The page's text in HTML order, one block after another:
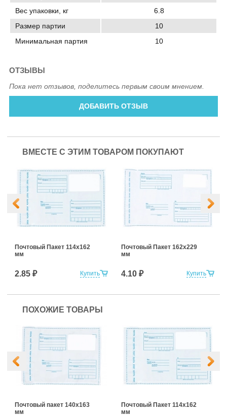
Вес упаковки, кг
6.8
Размер партии
10
Минимальная партия
10
ОТЗЫВЫ
Пока нет отзывов, поделитесь первым своим мнением.
ДОБАВИТЬ ОТЗЫВ
ВМЕСТЕ С ЭТИМ ТОВАРОМ ПОКУПАЮТ
Купить
Почтовый Пакет 114х162
мм
2.85 ₽ Купить
Почтовый Пакет 162х229
мм
4.10 ₽
ПОХОЖИЕ ТОВАРЫ
Почтовый пакет 140х163
мм
Почтовый Пакет 114х162
мм